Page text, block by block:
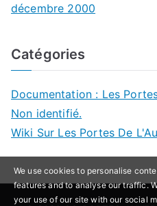
décembre 2000
Catégories
Documentation : Les
Non identifié.
Wiki Sur Les Portes De
We use cookies to personalise
features and to analyse our traffic.
your use of our site with our social